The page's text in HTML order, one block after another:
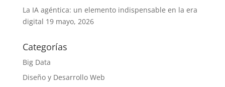
La IA agéntica: un elemento indispensable en la era
digital 19 mayo, 2026
Categorías
Big Data
Diseño y Desarrollo Web